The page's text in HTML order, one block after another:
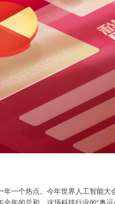
一个热点。今年世界人工智能大
年的总和，这场科技行业的“奥运